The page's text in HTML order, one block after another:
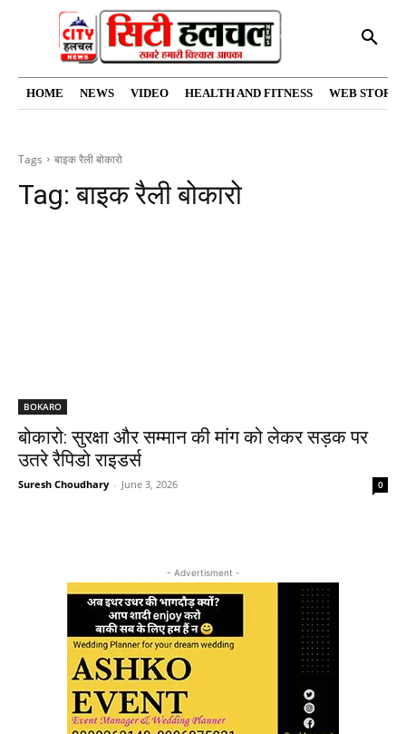
HOME NEWS VIDEO HEALTH AND FITNESS WEB
Tags बाइक रैली बोकारो
Tag:बाइक रैली बोकारो
BOKARO
बोकारो: सुरक्षा और सम्मान की मांग को लेकर सड़क पर
उतरे रैपिडो राइडर्स
Suresh Choudhary - June 3, 2026 0
- Advertisment -